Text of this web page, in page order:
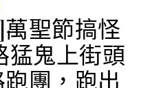
聖節搞怪
猛鬼上街頭
團，跑出